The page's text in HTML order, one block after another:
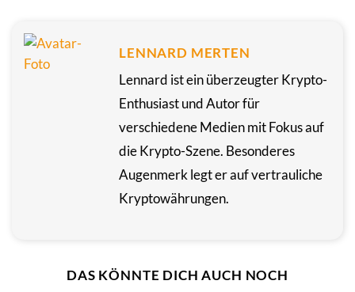
LENNARD MERTEN
Lennard ist ein überzeugter Krypto-
Enthusiast und Autor für
verschiedene Medien mit Fokus auf
die Krypto-Szene. Besonderes
Augenmerk legt er auf vertrauliche
Kryptowährungen.
DAS KÖNNTE DICH AUCH NOCH